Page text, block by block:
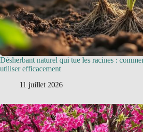
Désherbant naturel qui tue les racines :
utiliser efficacement
11 juillet 2026